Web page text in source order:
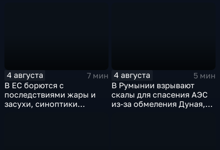
4 августа
7 мин
В ЕС борются с
последствиями жары и
засухи, синоптики
4 августа
5 мин
В Румынии взрывают
скалы для спасения АЭС
из-за обмеления Дуная,